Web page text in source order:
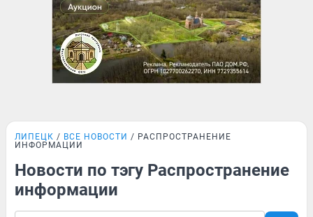
ЛИПЕЦК ВСЕ НОВОСТИ
РАСПРОСТРАНЕНИЕ
ИНФОРМАЦИИ
Новости по тэгу Распространение
информации